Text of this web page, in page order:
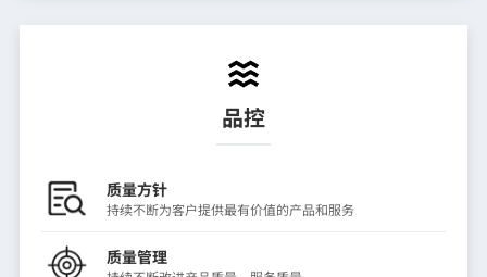
品控
质量方针
持续不断为客户提供最有价值的产品和服务
质量管理